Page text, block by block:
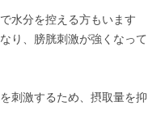
水分を控える方もいます
り、膀胱刺激が強くなって
刺激するため、摂取量を抑